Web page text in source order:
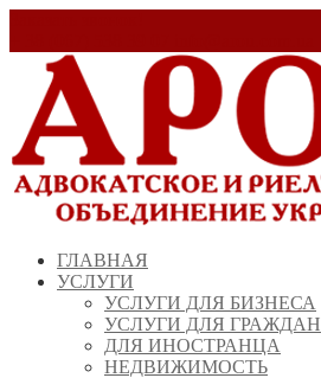
ГЛАВНАЯ
УСЛУГИ
УСЛУГИ ДЛЯ БИЗНЕСА
УСЛУГИ ДЛЯ ГРАЖДАН
ДЛЯ ИНОСТРАНЦА
НЕДВИЖИМОСТЬ